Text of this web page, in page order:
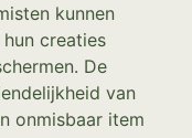
kunnen
creaties
De
van
onmisbaar item